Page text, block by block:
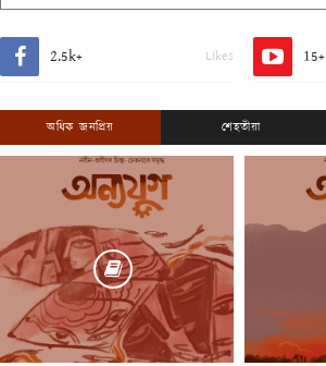
2.5k+ Likes 15+
অধিক জনপ্ৰিয় শেহতীয়া